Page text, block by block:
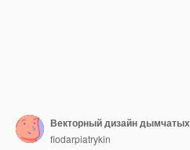
fiodarpiatrykin